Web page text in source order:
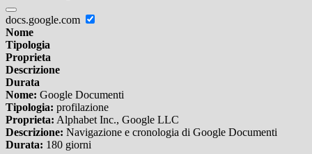
docs.google.com
Nome
Tipologia
Proprieta
Descrizione
Durata
Nome: Google Documenti
Tipologia: profilazione
Proprieta: Alphabet Inc., Google LLC
Descrizione: Navigazione e cronologia di Google Documenti
Durata: 180 giorni